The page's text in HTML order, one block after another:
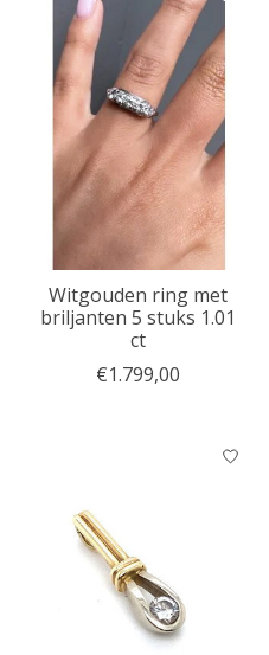
Witgouden ring met
briljanten 5 stuks 1.01
ct
€1.799,00